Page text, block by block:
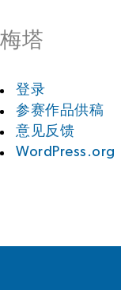
梅塔
登录
参赛作品供稿
意见反馈
WordPress.org